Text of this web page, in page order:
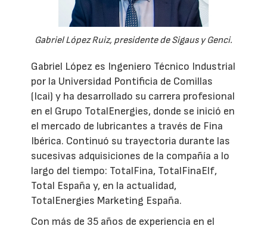
Gabriel López Ruiz, presidente de Sigaus y Genci.
Gabriel López es Ingeniero Técnico Industrial
por la Universidad Pontificia de Comillas
(Icai) y ha desarrollado su carrera profesional
en el Grupo TotalEnergies, donde se inició en
el mercado de lubricantes a través de Fina
Ibérica. Continuó su trayectoria durante las
sucesivas adquisiciones de la compañía a lo
largo del tiempo: TotalFina, TotalFinaElf,
Total España y, en la actualidad,
TotalEnergies Marketing España.
Con más de 35 años de experiencia en el